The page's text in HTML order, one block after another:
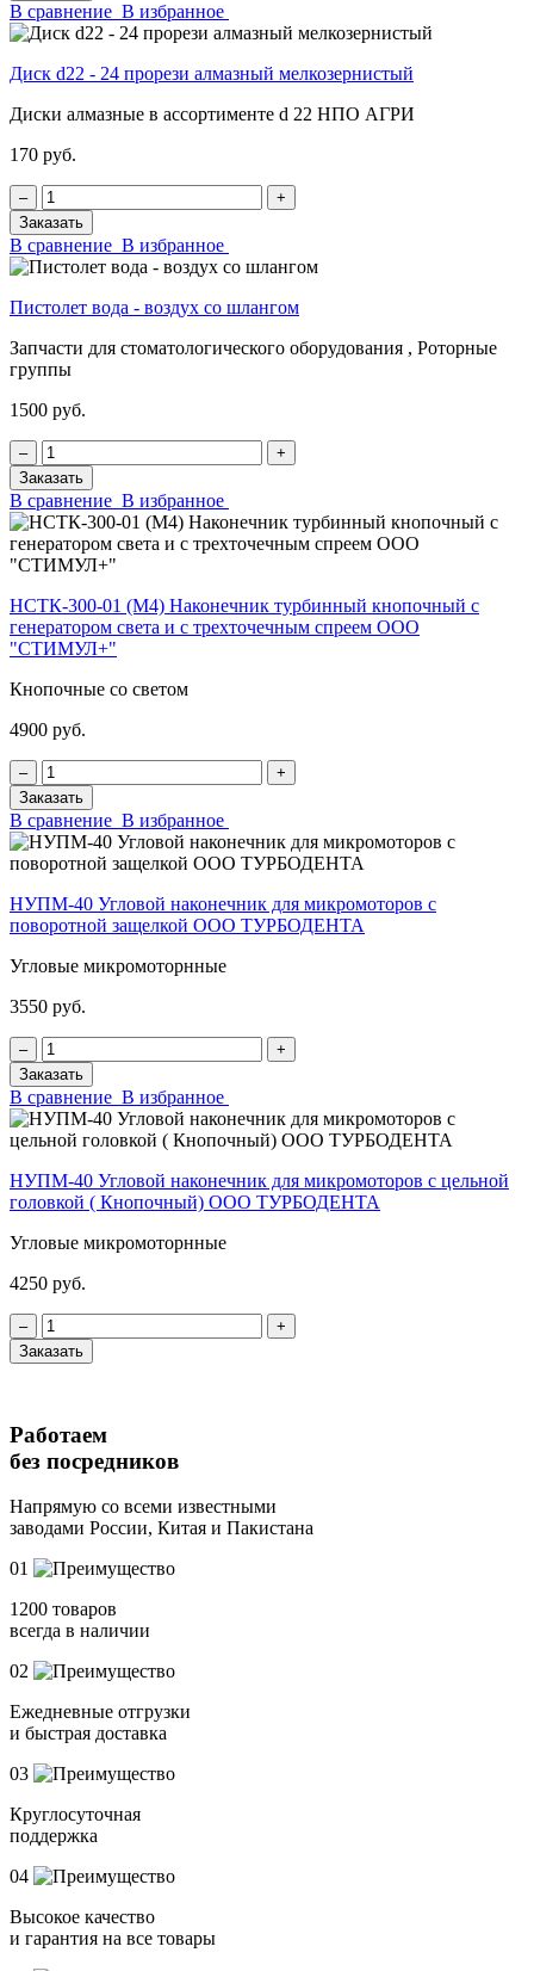
В сравнение В избранное
Диск d22 - 24 прорези алмазный мелкозернистый
Диски алмазные в ассортименте d 22 НПО АГРИ
170 руб.
‒
+
Заказать
В сравнение В избранное
Пистолет вода - воздух со шлангом
Запчасти для стоматологического оборудования , Роторные
группы
1500 руб.
‒
+
Заказать
В сравнение В избранное
НСТК-300-01 (М4) Наконечник турбинный кнопочный с
генератором света и с трехточечным спреем ООО
"СТИМУЛ+"
Кнопочные со светом
4900 руб.
‒
+
Заказать
В сравнение В избранное
НУПМ-40 Угловой наконечник для микромоторов с
поворотной защелкой ООО ТУРБОДЕНТА
Угловые микромоторнные
3550 руб.
‒
+
Заказать
В сравнение В избранное
НУПМ-40 Угловой наконечник для микромоторов с цельной
головкой ( Кнопочный) ООО ТУРБОДЕНТА
Угловые микромоторнные
4250 руб.
‒
+
Заказать
Работаем
без посредников
Напрямую со всеми известными
заводами России, Китая и Пакистана
01
1200 товаров
всегда в наличии
02
Ежедневные отгрузки
и быстрая доставка
03
Круглосуточная
поддержка
04
Высокое качество
и гарантия на все товары